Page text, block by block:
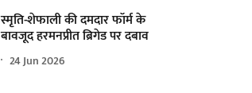
स्मृति-शेफाली की दमदार फॉर्म के
बावजूद हरमनप्रीत ब्रिगेड पर दबाव
24 Jun 2026